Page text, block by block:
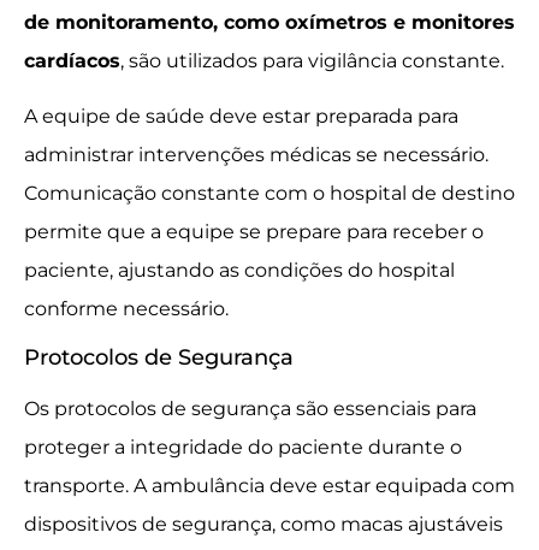
de monitoramento, como oxímetros e monitores
cardíacos, são utilizados para vigilância constante.
A equipe de saúde deve estar preparada para
administrar intervenções médicas se necessário.
Comunicação constante com o hospital de destino
permite que a equipe se prepare para receber o
paciente, ajustando as condições do hospital
conforme necessário.
Protocolos de Segurança
Os protocolos de segurança são essenciais para
proteger a integridade do paciente durante o
transporte. A ambulância deve estar equipada com
dispositivos de segurança, como macas ajustáveis